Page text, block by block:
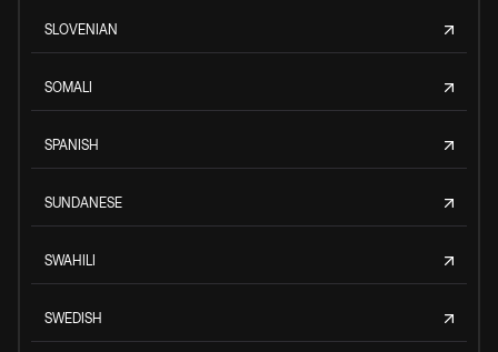
SLOVENIAN
SOMALI
SPANISH
SUNDANESE
SWAHILI
SWEDISH